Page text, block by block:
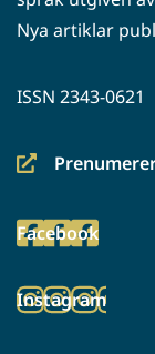
Nya artiklar
ISSN 2343-0621
(siirryt
palveluun)
Facebook
(siirryt
palveluun)
Instagram
(siirryt